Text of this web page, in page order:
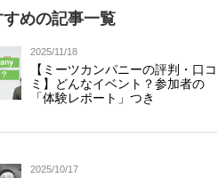
すめの記事一覧
2025/11/18
【ミーツカンパニーの評判・口コ
ミ】どんなイベント？参加者の
「体験レポート」つき
2025/10/17